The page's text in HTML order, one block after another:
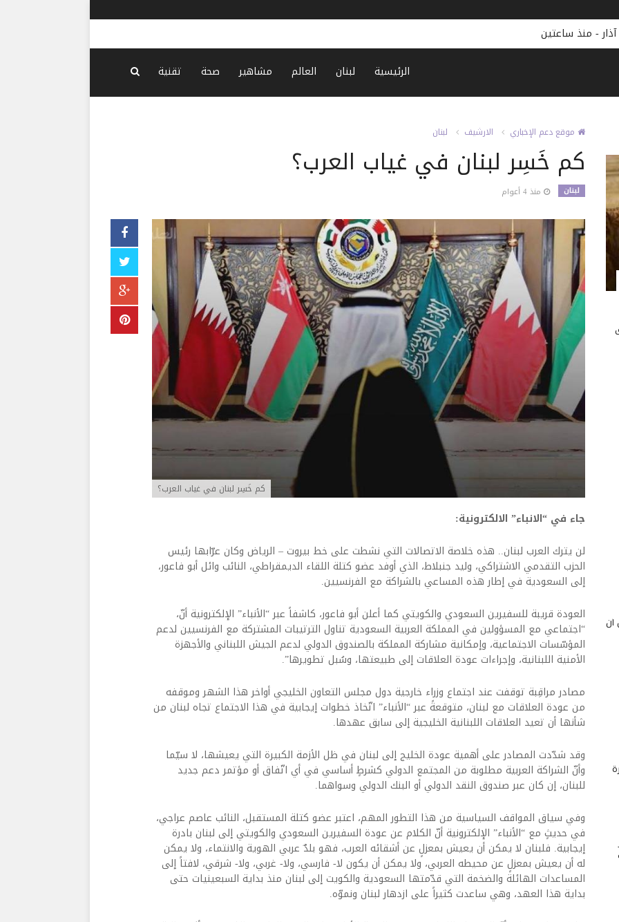
- منذ ساعتين
الرئيسية لبنان العالم مشاهير صحة تقنية
موقع دعم الإخباري الارشيف لبنان
كم خَسِر لبنان في غياب العرب؟
لبنان منذ 4 أعوام
كم خَسِر لبنان في غياب العرب؟
جاء في “الانباء” الالكترونية:
لن يترك العرب لبنان.. هذه خلاصة الاتصالات التي نشطت على خط بيروت – الرياض وكان عرّابها رئيس
الحزب التقدمي الاشتراكي، وليد جنبلاط، الذي أوفد عضو كتلة اللقاء الديمقراطي، النائب وائل أبو فاعور،
إلى السعودية في إطار هذه المساعي بالشراكة مع الفرنسيين.
العودة قريبة للسفيرين السعودي والكويتي كما أعلن أبو فاعور، كاشفاً عبر “الأنباء” الإلكترونية أنّ،
“اجتماعي مع المسؤولين في المملكة العربية السعودية تناول الترتيبات المشتركة مع الفرنسيين لدعم
المؤسّسات الاجتماعية، وإمكانية مشاركة المملكة بالصندوق الدولي لدعم الجيش اللبناني والأجهزة
الأمنية اللبنانية، وإجراءات عودة العلاقات إلى طبيعتها، وسُبل تطويرها”.
مصادر مراقِبة توقفت عند اجتماع وزراء خارجية دول مجلس التعاون الخليجي أواخر هذا الشهر وموقفه
من عودة العلاقات مع لبنان، متوقعةً عبر “الأنباء” اتّخاذ خطوات إيجابية في هذا الاجتماع تجاه لبنان من
شأنها أن تعيد العلاقات اللبنانية الخليجية إلى سابق عهدها.
وقد شدّدت المصادر على أهمية عودة الخليج إلى لبنان في ظل الأزمة الكبيرة التي يعيشها، لا سيّما
وأنّ الشراكة العربية مطلوبة من المجتمع الدولي كشرطٍ أساسي في أي اتّفاق أو مؤتمر دعم جديد
للبنان، إن كان عبر صندوق النقد الدولي أو البنك الدولي وسواهما.
وفي سياق المواقف السياسية من هذا التطور المهم، اعتبر عضو كتلة المستقبل، النائب عاصم عراجي،
في حديثٍ مع “الأنباء” الإلكترونية أنّ الكلام عن عودة السفيرين السعودي والكويتي إلى لبنان بادرة
إيجابية. فلبنان لا يمكن أن يعيش بمعزلٍ عن أشقائه العرب، فهو بلدٌ عربي الهوية والانتماء، ولا يمكن
له أن يعيش بمعزلٍ عن محيطه العربي، ولا يمكن أن يكون لا- فارسي، ولا- غربي، ولا- شرقي، لافتاً إلى
المساعدات الهائلة والضخمة التي قدّمتها السعودية والكويت إلى لبنان منذ بداية السبعينيات حتى
بداية هذا العهد، وهي ساعدت كثيراً على ازدهار لبنان ونموّه.
أن